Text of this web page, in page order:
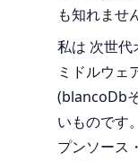
も知れませ
私は 次世代
ミドルウェ
(blancoDb
いものです
プンソース